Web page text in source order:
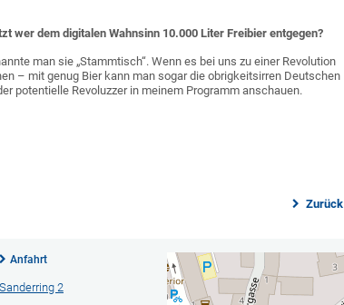
wer dem digitalen Wahnsinn 10.000 Liter Freibier entgegen?
man sie „Stammtisch“. Wenn es bei uns zu einer Revolution
– mit genug Bier kann man sogar die obrigkeitsirren Deutschen
potentielle Revoluzzer in meinem Programm anschauen.
Zurück
Anfahrt
Sanderring 2